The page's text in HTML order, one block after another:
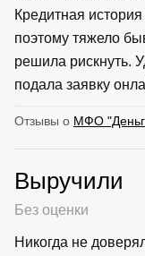
Кредитная
поэтому тяжело
решила рискнуть.
подала заявку
Отзывы о МФО
Выручили
Без оценки
Никогда не